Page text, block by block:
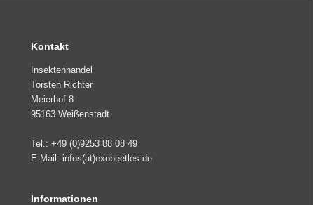
Kontakt
Insektenhandel
Torsten Richter
Meierhof 8
95163 Weißenstadt
Tel.: +49 (0)9253 88 08 49
E-Mail: infos(at)exobeetles.de
Informationen